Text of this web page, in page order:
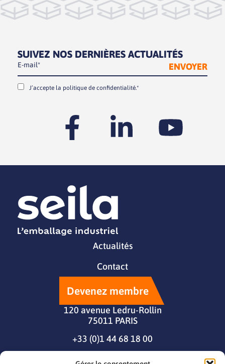
SUIVEZ NOS DERNIÈRES ACTUALITÉS
J’accepte la politique de confidentialité.*
Actualités
Contact
120 avenue Ledru-Rollin
75011 PARIS
+33 (0)1 44 68 18 00
Devenez membre